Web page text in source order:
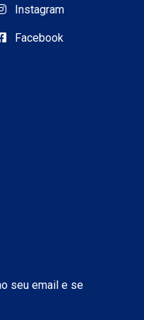
Instagram
Facebook
seu email e se